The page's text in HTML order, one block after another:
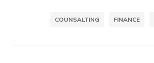
COUNSALTING FINANCE